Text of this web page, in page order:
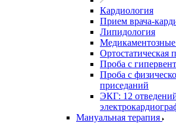
Кардиология
Прием врача-
Липидология
Ортостатическая
Проба с
Проба с
приседаний
ЭКГ: 12
Мануальная терапия